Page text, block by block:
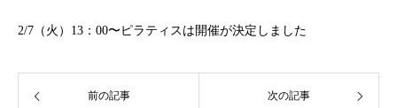
2/7（火）13：00〜ピラティスは開催が決定しました
前の記事 次の記事